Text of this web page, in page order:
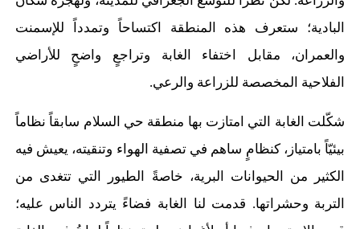
البادية؛ ستعرف هذه المنطقة اكتساحاً وتمدداً للإسمنت
والعمران، مقابل اختفاء الغابة وتراجعٍ واضحٍ للأراضي
الفلاحية المخصصة للزراعة والرعي.
شكّلت الغابة التي امتازت بها منطقة حي السلام سابقاً نظاماً
بيئيّاً بامتياز، كنظامٍ ساهم في تصفية الهواء وتنقيته، يعيش فيه
الكثير من الحيوانات البرية، خاصةً الطيور التي تتغدى من
التربة وحشراتها. قدمت لنا الغابة فضاءً يتردد الناس عليه؛